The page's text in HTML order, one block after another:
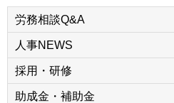
労務相談Q&A
人事NEWS
採用・研修
助成金・補助金